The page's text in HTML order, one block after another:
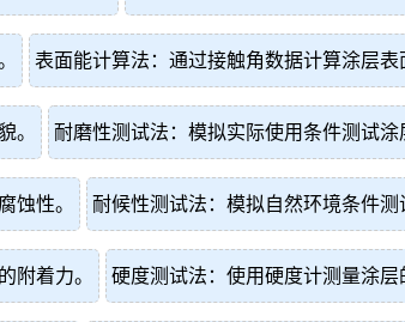
表面能计算法：通过接触角数据计算涂层表
。 耐磨性测试法：模拟实际使用条件测试涂
蚀性。 耐候性测试法：模拟自然环境条件测
附着力。 硬度测试法：使用硬度计测量涂层